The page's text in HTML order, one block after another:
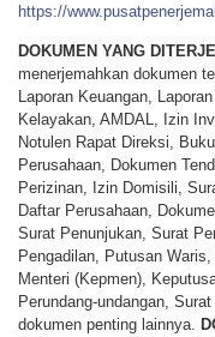
https://
DOKUMEN YANG
menerjemahkan dokumen
Laporan Keuangan,
Kelayakan, AMDAL, Izin
Notulen Rapat Direksi,
Perusahaan, Dokumen
Perizinan, Izin Domisili,
Daftar Perusahaan,
Surat Penunjukan, Surat
Pengadilan, Putusan
Menteri (Kepmen),
Perundang-undangan,
dokumen penting lainnya.